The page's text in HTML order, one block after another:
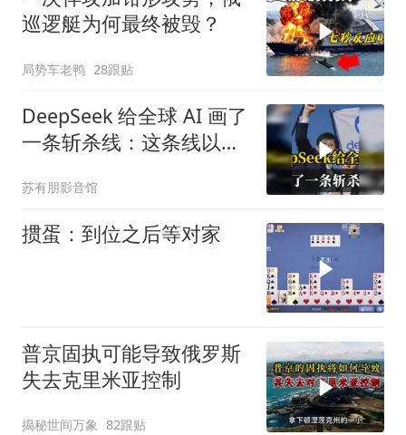
巡逻艇为何最终被毁？
局势车老鸭 28跟贴
DeepSeek 给全球 AI 画了
一条斩杀线：这条线以下
苏有朋影音馆
掼蛋：到位之后等对家
普京固执可能导致俄罗斯
失去克里米亚控制
揭秘世间万象 82跟贴